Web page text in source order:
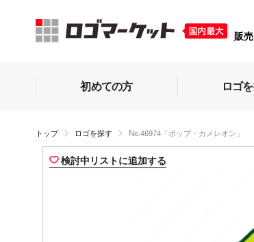
販
初めての方 ロゴ
トップ ロゴを探す No.46974「ポップ・カメレオン」
検討中リストに追加する